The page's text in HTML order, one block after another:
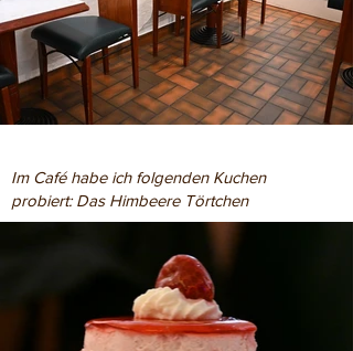
Im Café habe ich folgenden Kuchen
probiert: Das Himbeere Törtchen